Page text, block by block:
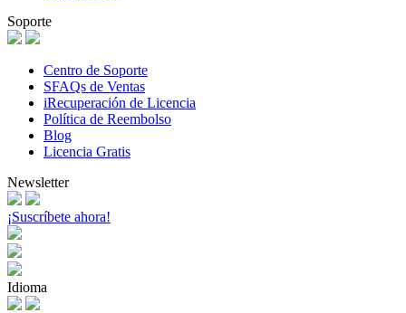
Soporte
Centro de Soporte
SFAQs de Ventas
iRecuperación de Licencia
Política de Reembolso
Blog
Licencia Gratis
Newsletter
¡Suscríbete ahora!
Idioma